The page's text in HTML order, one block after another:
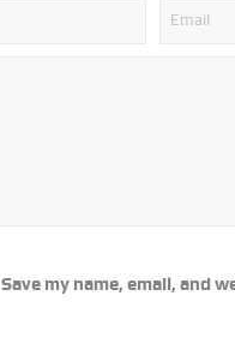
Save my name, email, and